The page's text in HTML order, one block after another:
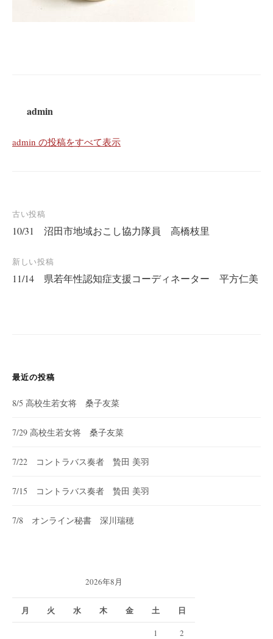
admin
admin の投稿をすべて表示
投
稿
ナ
ビ
古い投稿
10/31 沼田市地域おこし協力隊員 高橋枝里
新しい投稿
11/14 県若年性認知症支援コーディネーター 平方仁美
最近の投稿
8/5 高校生若女将 桑子友菜
7/29 高校生若女将 桑子友菜
7/22 コントラバス奏者 贄田 美羽
7/15 コントラバス奏者 贄田 美羽
7/8 オンライン秘書 深川瑞穂
2026年8月
月 火 水 木 金 土 日
1
2